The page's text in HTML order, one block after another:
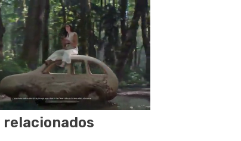
relacionados